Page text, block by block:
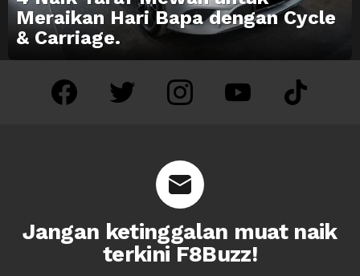
Meraikan Hari Bapa dengan Cycle
& Carriage.
facebook twitter instagram youtube tiktok
Jangan ketinggalan muat naik
terkini F8Buzz!